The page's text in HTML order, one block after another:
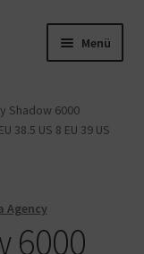
Menü
Shadow 6000
38.5 US 8 EU 39 US
Agency
6000